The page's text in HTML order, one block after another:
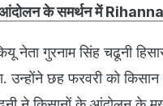
के समर्थन में Rihanna
नेता गुरनाम सिंह चढूनी
उन्होंने छह फरवरी को किसान